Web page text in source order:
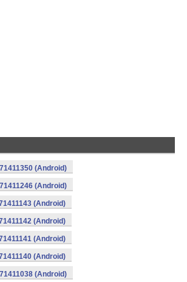
(Android)
(Android)
(Android)
(Android)
(Android)
(Android)
(Android)